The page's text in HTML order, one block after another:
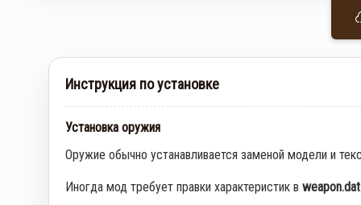
Инструкция по установке
Установка оружия
Оружие обычно устанавливается заменой модели и
Иногда мод требует правки характеристик в weapon.dat